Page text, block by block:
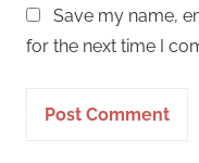
Save my name,
for the next time I